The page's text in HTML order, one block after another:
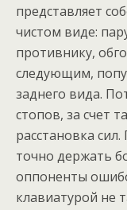
представляет
чистом виде:
противнику,
следующим,
заднего вида.
стопов, за счет
расстановка
точно держать
оппоненты
клавиатурой не